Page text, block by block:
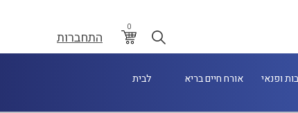
0
התחברות
ופנאי אורח חיים בריא לבית